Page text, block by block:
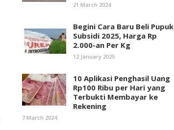
21 March 2024
Begini Cara Baru Beli Pupuk
Subsidi 2025, Harga Rp
2.000-an Per Kg
12 January 2025
10 Aplikasi Penghasil Uang
Rp100 Ribu per Hari yang
Terbukti Membayar ke
Rekening
7 March 2024